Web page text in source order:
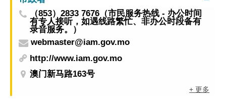
（853）2833 7676（市民服务热线 - 办公时间
有专人接听，如遇线路繁忙、非办公时段备有
录音服务。）
webmaster@iam.gov.mo
http://www.iam.gov.mo
澳门新马路163号
+ 更多